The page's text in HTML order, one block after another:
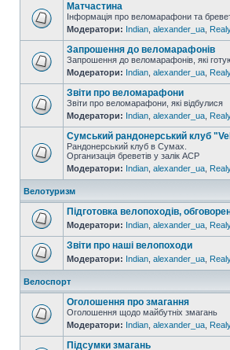
Матчастина
Інформація про веломарафони та
Модератори: Indian alexander_ua
Запрошення до веломарафонів
Запрошення до веломарафонів, які
Модератори: Indian alexander_ua
Звіти про веломарафони
Звіти про веломарафони, які відбулися
Модератори: Indian alexander_ua
Сумський рандонерський клуб
Рандонерський клуб в Сумах.
Организація бреветів у залік АСР
Модератори: Indian alexander_ua
Велотуризм
Підготовка велопоходів,
Модератори: Indian alexander_ua
Звіти про наші велопоходи
Модератори: Indian alexander_ua
Велоспорт
Оголошення про змагання
Оголошення щодо майбутніх змагань
Модератори: Indian alexander_ua
Підсумки змагань